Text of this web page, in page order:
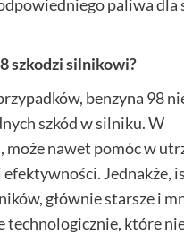
paliwa dla
szkodzi silnikowi?
benzyna 98
szkód w silniku. W
może nawet pomóc w
efektywności. Jednakże,
głównie starsze i
technologicznie, które